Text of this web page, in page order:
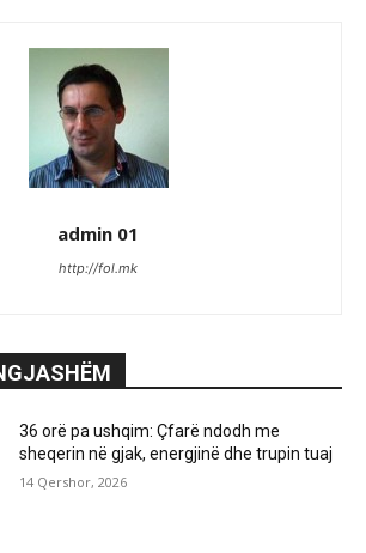
admin 01
http://fol.mk
36 orë pa ushqim: Çfarë ndodh me
sheqerin në gjak, energjinë dhe trupin tuaj
14 Qershor, 2026